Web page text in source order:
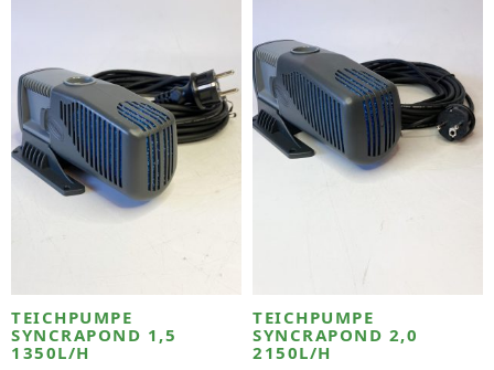
TEICHPUMPE
SYNCRAPOND 1,5
1350L/H
TEICHPUMPE
SYNCRAPOND 2,0
2150L/H